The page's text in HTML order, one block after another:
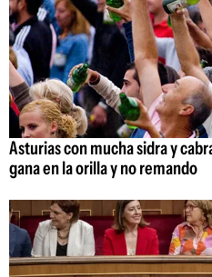
Asturias con mucha sidra y
gana en la orilla y no remando